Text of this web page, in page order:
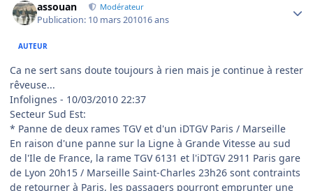
assouan Modérateur
Publication: 10 mars 201016 ans
AUTEUR
Ca ne sert sans doute toujours à rien mais je continue à rester
rêveuse...
Infolignes - 10/03/2010 22:37
Secteur Sud Est:
* Panne de deux rames TGV et d'un iDTGV Paris / Marseille
En raison d'une panne sur la Ligne à Grande Vitesse au sud
de l'Ile de France, la rame TGV 6131 et l'iDTGV 2911 Paris gare
de Lyon 20h15 / Marseille Saint-Charles 23h26 sont contraints
de retourner à Paris, les passagers pourront emprunter une